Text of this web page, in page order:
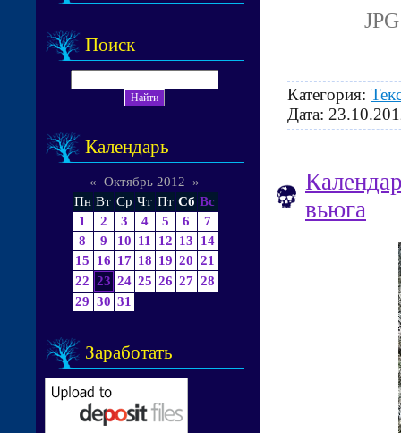
Поиск
Календарь
« Октябрь 2012
»
Пн Вт Ср Чт Пт Сб Вс
1
2 3 4 5 6
7
8
9 10 11 12 13
14
15
16 17 18 19 20 21
22 23 24 25 26 27 28
29 30 31
Заработать
Категория:
Дата:
вьюга